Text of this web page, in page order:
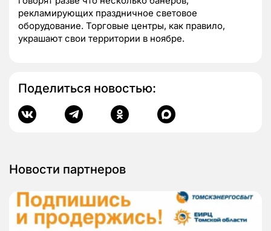
рекламирующих праздничное световое
оборудование. Торговые центры, как правило,
украшают свои территории в ноябре.
Поделиться новостью:
Новости партнеров